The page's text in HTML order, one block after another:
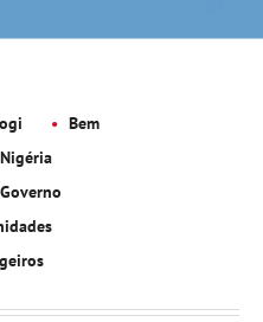
Bem
Nigéria
Governo